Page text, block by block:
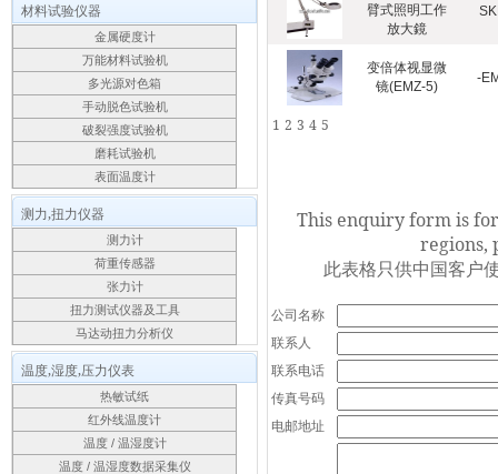
材料试验仪器
金属硬度计
万能材料试验机
多光源对色箱
手动脱色试验机
破裂强度试验机
磨耗试验机
表面温度计
测力,扭力仪器
测力计
荷重传感器
张力计
扭力测试仪器及工具
马达动扭力分析仪
温度,湿度,压力仪表
热敏试纸
红外线温度计
温度 / 温湿度计
温度 / 温湿度数据采集仪
臂式照明工作
放大鏡
变倍体视显微
镜(EMZ-5)
-
1 2 3 4 5
This enquiry form is
regions,
此表格只供中国客户
公司名称
联系人
联系电话
传真号码
电邮地址